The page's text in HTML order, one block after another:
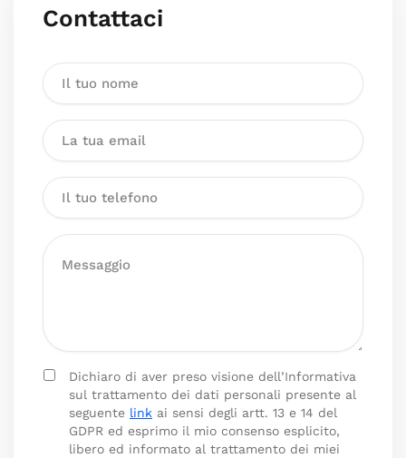
Contattaci
Dichiaro di aver preso visione dell’Informativa
sul trattamento dei dati personali presente al
seguente link ai sensi degli artt. 13 e 14 del
GDPR ed esprimo il mio consenso esplicito,
libero ed informato al trattamento dei miei